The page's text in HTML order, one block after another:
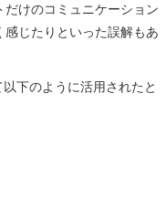
けのコミュニケーション
じたりといった誤解もあ
下のように活用されたと